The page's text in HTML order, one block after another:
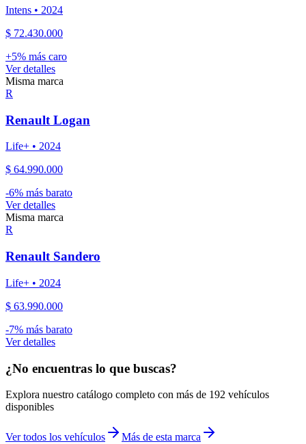
Intens • 2024
$ 72.430.000
+5% más caro
Ver detalles
Misma marca
R
Renault Logan
Life+ • 2024
$ 64.990.000
-6% más barato
Ver detalles
Misma marca
R
Renault Sandero
Life+ • 2024
$ 63.990.000
-7% más barato
Ver detalles
¿No encuentras lo que buscas?
Explora nuestro catálogo completo con más de 192 vehículos
disponibles
Ver todos los vehículos Más de esta marca